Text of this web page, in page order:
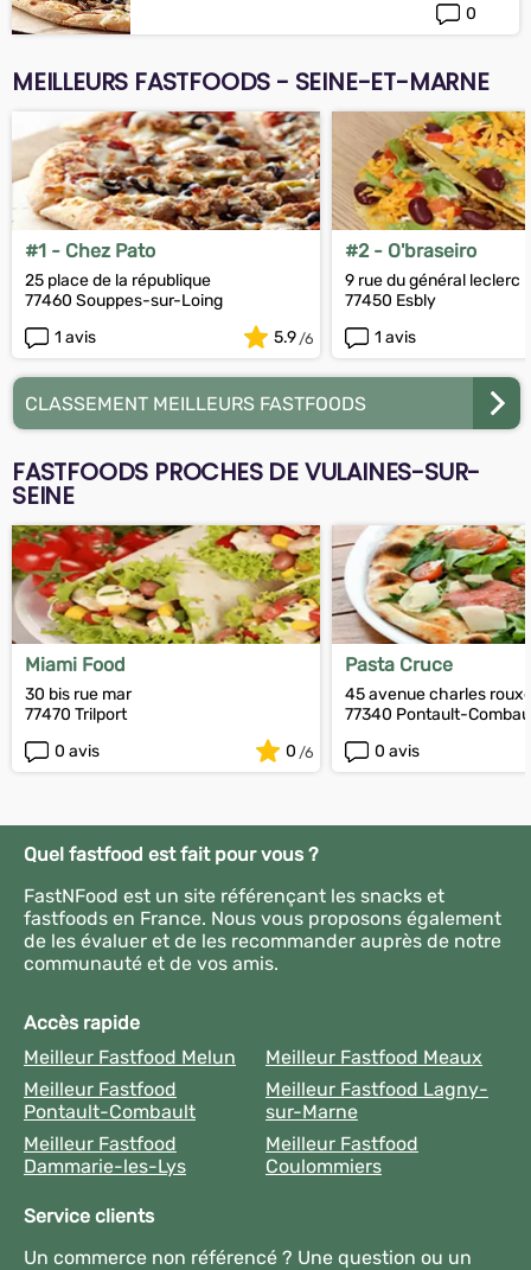
0
MEILLEURS FASTFOODS - SEINE-ET-MARNE
#1 - Chez Pato
25 place de la république
77460 Souppes-sur-Loing
1 avis
5.9
#2 - O'braseiro
9 rue du général leclerc
77450 Esbly
1 avis
CLASSEMENT MEILLEURS FASTFOODS
FASTFOODS PROCHES DE VULAINES-SUR-
SEINE
Miami Food
30 bis rue mar
77470 Trilport
0 avis
0
Pasta Cruce
45 avenue charles
77340 Pontault-
0 avis
Quel fastfood est fait pour vous ?
FastNFood est un site référençant les snacks et
fastfoods en France. Nous vous proposons également
de les évaluer et de les recommander auprès de notre
communauté et de vos amis.
Accès rapide
Meilleur Fastfood Melun
Meilleur Fastfood Meaux
Meilleur Fastfood
Pontault-Combault
Meilleur Fastfood Lagny-
sur-Marne
Meilleur Fastfood
Dammarie-les-Lys
Meilleur Fastfood
Coulommiers
Service clients
Un commerce non référencé ? Une question ou un